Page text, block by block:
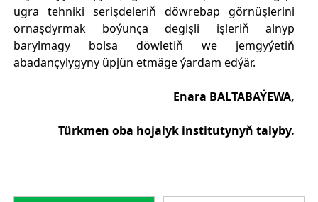
ugra tehniki serişdeleriň döwrebap görnüşlerini
ornaşdyrmak boýunça degişli işleriň alnyp
barylmagy bolsa döwletiň we jemgyýetiň
abadançylygyny üpjün etmäge ýardam edýär.
Enara BALTABAÝEWA,
Türkmen oba hojalyk institutynyň talyby.